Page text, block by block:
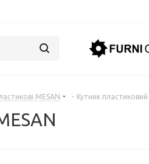
MESAN - Кутник